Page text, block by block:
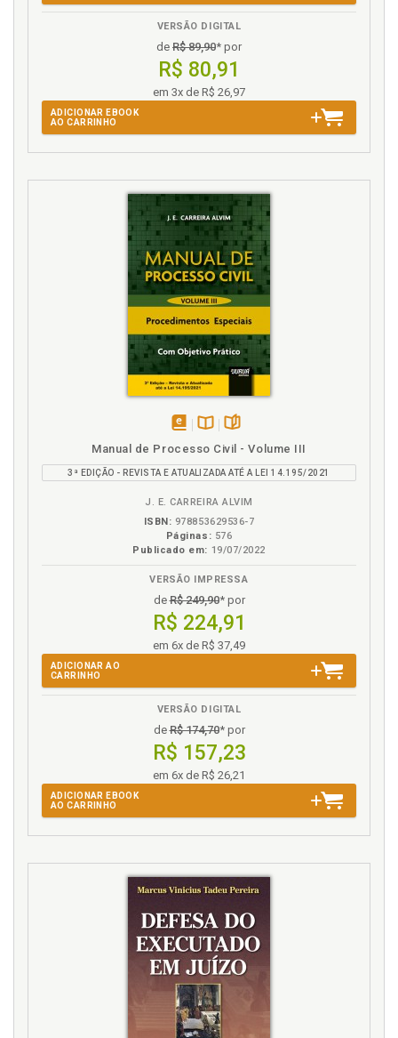
VERSÃO DIGITAL
de R$ 89,90* por
R$ 80,91
em 3x de R$ 26,97
ADICIONAR EBOOK
AO CARRINHO
eBookB.V.
Manual de Processo Civil - Volume III
3ª EDIÇÃO - REVISTA E ATUALIZADA ATÉ A LEI 14.195/2021
J. E. CARREIRA ALVIM
ISBN: 978853629536-7
Páginas: 576
Publicado em: 19/07/2022
VERSÃO IMPRESSA
deR$ 249,90* por
R$ 224,91
em 6x de R$ 37,49
ADICIONAR AO
CARRINHO
VERSÃO DIGITAL
deR$ 174,70* por
R$ 157,23
em 6x de R$ 26,21
ADICIONAR EBOOK
AO CARRINHO